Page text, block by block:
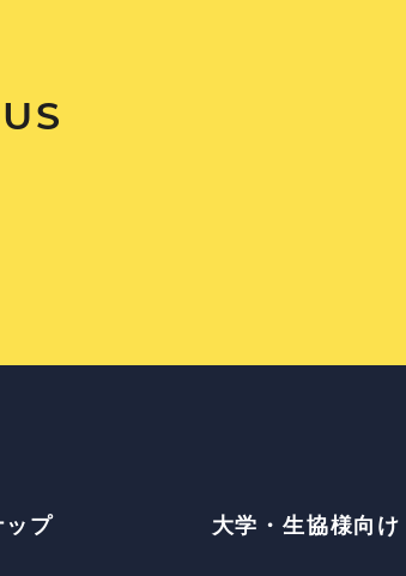
ップ 大学・生協様向け